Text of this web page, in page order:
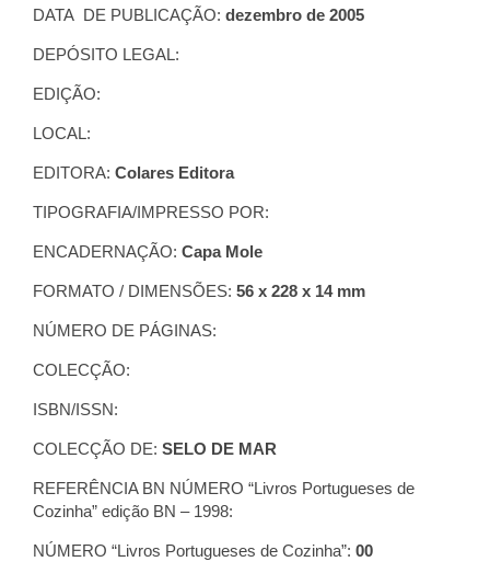
DATA DE PUBLICAÇÃO: dezembro de 2005
DEPÓSITO LEGAL:
EDIÇÃO:
LOCAL:
EDITORA: Colares Editora
TIPOGRAFIA/IMPRESSO POR:
ENCADERNAÇÃO: Capa Mole
FORMATO / DIMENSÕES: 56 x 228 x 14 mm
NÚMERO DE PÁGINAS:
COLECÇÃO:
ISBN/ISSN:
COLECÇÃO DE: SELO DE MAR
REFERÊNCIA BN NÚMERO “Livros Portugueses de
Cozinha” edição BN – 1998:
NÚMERO “Livros Portugueses de Cozinha”: 00